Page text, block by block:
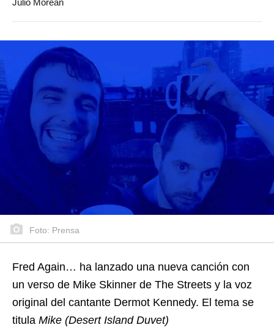
Julio Morean
Foto: Prensa
Fred Again… ha lanzado una nueva canción con
un verso de Mike Skinner de The Streets y la voz
original del cantante Dermot Kennedy. El tema se
titula Mike (Desert Island Duvet)